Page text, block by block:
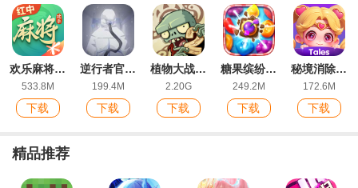
欢乐麻将全集2022新版红中玩法
533.8M
下载
逆行者官方版
199.4M
下载
植物大战僵尸2ios版
2.20G
下载
糖果缤纷乐ios最新版
249.2M
下载
秘境消除故事下载手机版
172.6M
下载
精品推荐